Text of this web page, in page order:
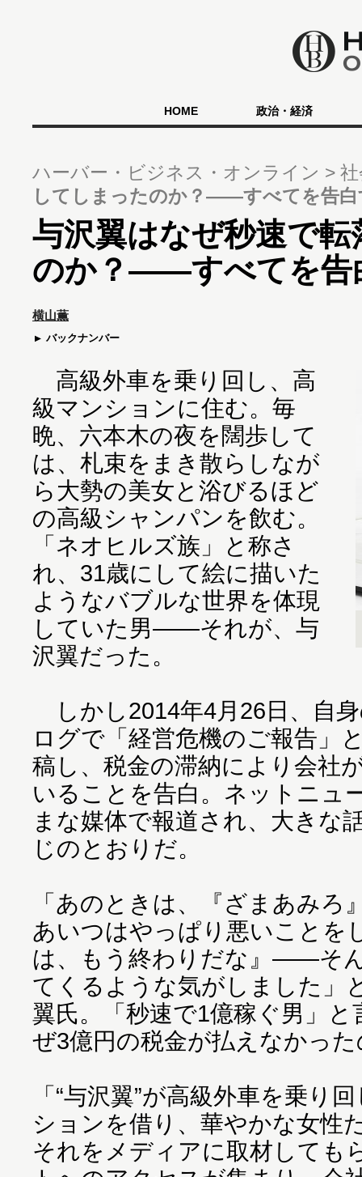
HOME 政治・経済
ハーバー・ビジネス・オンライン
してしまったのか？――すべてを告白
与沢翼はなぜ秒速で
のか？――すべてを告
横山薫
バックナンバー
高級外車を乗り回し、高
級マンションに住む。毎
晩、六本木の夜を闊歩して
は、札束をまき散らしなが
ら大勢の美女と浴びるほど
の高級シャンパンを飲む。
「ネオヒルズ族」と称さ
れ、31歳にして絵に描いた
ようなバブルな世界を体現
していた男――それが、与
沢翼だった。
しかし2014年4月26日、自
ログで「経営危機のご報告」
稿し、税金の滞納により会社
いることを告白。ネットニュ
まな媒体で報道され、大きな
じのとおりだ。
「あのときは、『ざまあみろ
あいつはやっぱり悪いことを
は、もう終わりだな』――そ
てくるような気がしました」
翼氏。「秒速で1億稼ぐ男」
ぜ3億円の税金が払えなかっ
「“与沢翼”が高級外車を乗り
ションを借り、華やかな女性
それをメディアに取材しても